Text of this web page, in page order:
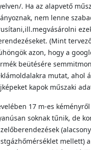
. Ha az alapvető
nem lenne
(Mint
azon, hogy a
beütésére
mutat, ahol
kapok műszaki
17 m-es
soknak tűnik, de
mellett)